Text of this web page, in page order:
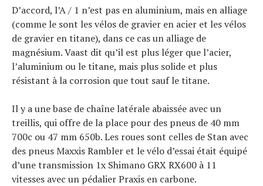
D’accord, l’A / 1 n’est pas en aluminium, mais en alliage
(comme le sont les vélos de gravier en acier et les vélos
de gravier en titane), dans ce cas un alliage de
magnésium. Vaast dit qu’il est plus léger que l’acier,
l’aluminium ou le titane, mais plus solide et plus
résistant à la corrosion que tout sauf le titane.
Il y a une base de chaîne latérale abaissée avec un
treillis, qui offre de la place pour des pneus de 40 mm
700c ou 47 mm 650b. Les roues sont celles de Stan avec
des pneus Maxxis Rambler et le vélo d’essai était équipé
d’une transmission 1x Shimano GRX RX600 à 11
vitesses avec un pédalier Praxis en carbone.